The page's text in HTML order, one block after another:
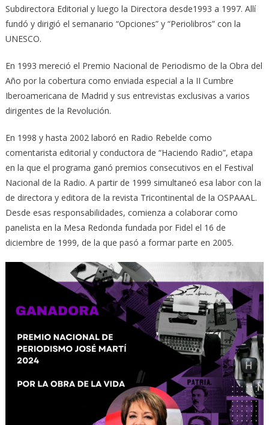
Subdirectora Editorial y luego la Directora desde1993 a 1997. Allí
fundó y dirigió el semanario “Opciones” y “Periolibros” con la
UNESCO.
En 1993 mereció el Premio Nacional de Periodismo de la Obra del
Año por la cobertura como enviada especial a la II Cumbre
Iberoamericana de Madrid y sus entrevistas exclusivas a varios
dirigentes de la Revolución.
En 1998 y hasta 2002 laboró en Radio Rebelde como
comentarista editorial y conductora de “Haciendo Radio”, etapa
en la que el programa ganó premios consecutivos en el Festival
Nacional de la Radio. A partir de 1999 simultaneó esa labor con la
de directora y editora de la revista Tricontinental de la OSPAAAL.
Desde esas responsabilidades, comienza a colaborar como
panelista en la Mesa Redonda fundada por Fidel el 16 de
diciembre de 1999, de la que pasó a formar parte en 2005.